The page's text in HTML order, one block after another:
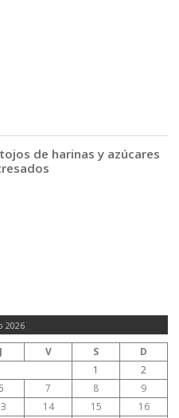
de harinas y azúcares
2026
J V S
D
1
2
7 8
9
14 15 16